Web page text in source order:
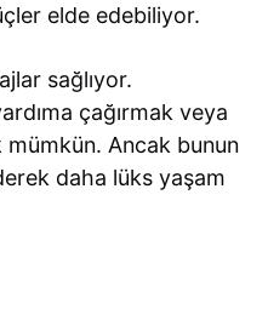
elde edebiliyor.
sağlıyor.
çağırmak veya
Ancak bunun
daha lüks yaşam